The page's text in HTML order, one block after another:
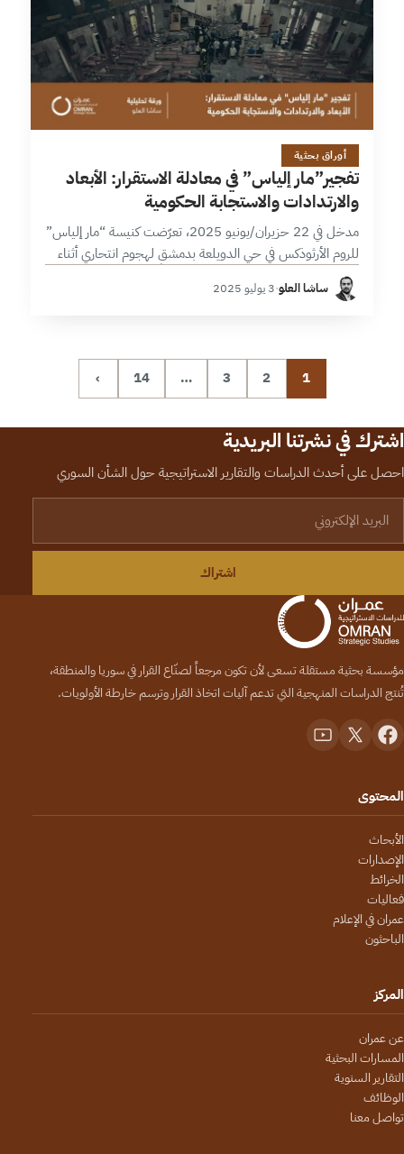
22 دقائق
أوراق بحثية
تفجير”مار إلياس” في معادلة الاستقرار: الأبعاد
والارتدادات والاستجابة الحكومية
مدخل في 22 حزيران/يونيو 2025، تعرّضت كنيسة “مار إلياس”
للروم الأرثوذكس في حي الدويلعة بدمشق لهجوم انتحاري أثناء
بحسب وزارة…
ساشا العلو·3 يوليو 2025
1
2
3
…
14
›
اشترك في نشرتنا البريدية
احصل على أحدث الدراسات والتقارير الاستراتيجية حول الشأن السوري
اشتراك
مؤسسة بحثية مستقلة تسعى لأن تكون مرجعاً لصنّاع القرار في سوريا والمنطقة،
تُنتج الدراسات المنهجية التي تدعم آليات اتخاذ القرار وترسم خارطة الأولويات.
المحتوى
الأبحاث
الإصدارات
الخرائط
فعاليات
عمران في الإعلام
الباحثون
المركز
عن عمران
المسارات البحثية
التقارير السنوية
الوظائف
تواصل معنا